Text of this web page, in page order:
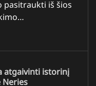
pasitraukti iš šios
atgaivinti istorinį
Neries